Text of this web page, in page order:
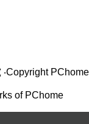
‧Copyright PChome
of PChome